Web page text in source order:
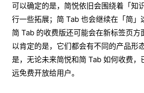
可以确定的是，简悦依旧会围绕着「知
行一些拓展；简 Tab 也会继续在「简」
简 Tab 的收费版还可能会在新标签页方
以肯定的是，它们都会有不同的产品形
是，无论未来简悦和简 Tab 如何收费，
远免费开放给用户。